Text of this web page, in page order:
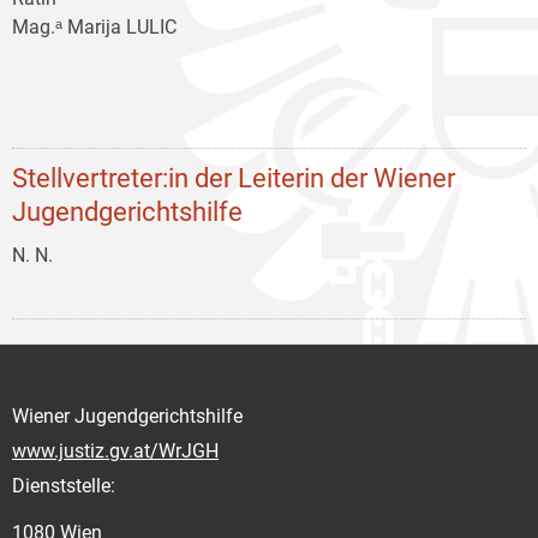
Mag.ᵃ Marija LULIC
Stellvertreter:in der Leiterin der Wiener
Jugendgerichtshilfe
N. N.
Wiener Jugendgerichtshilfe
www.justiz.gv.at/WrJGH
Dienststelle:
1080 Wien